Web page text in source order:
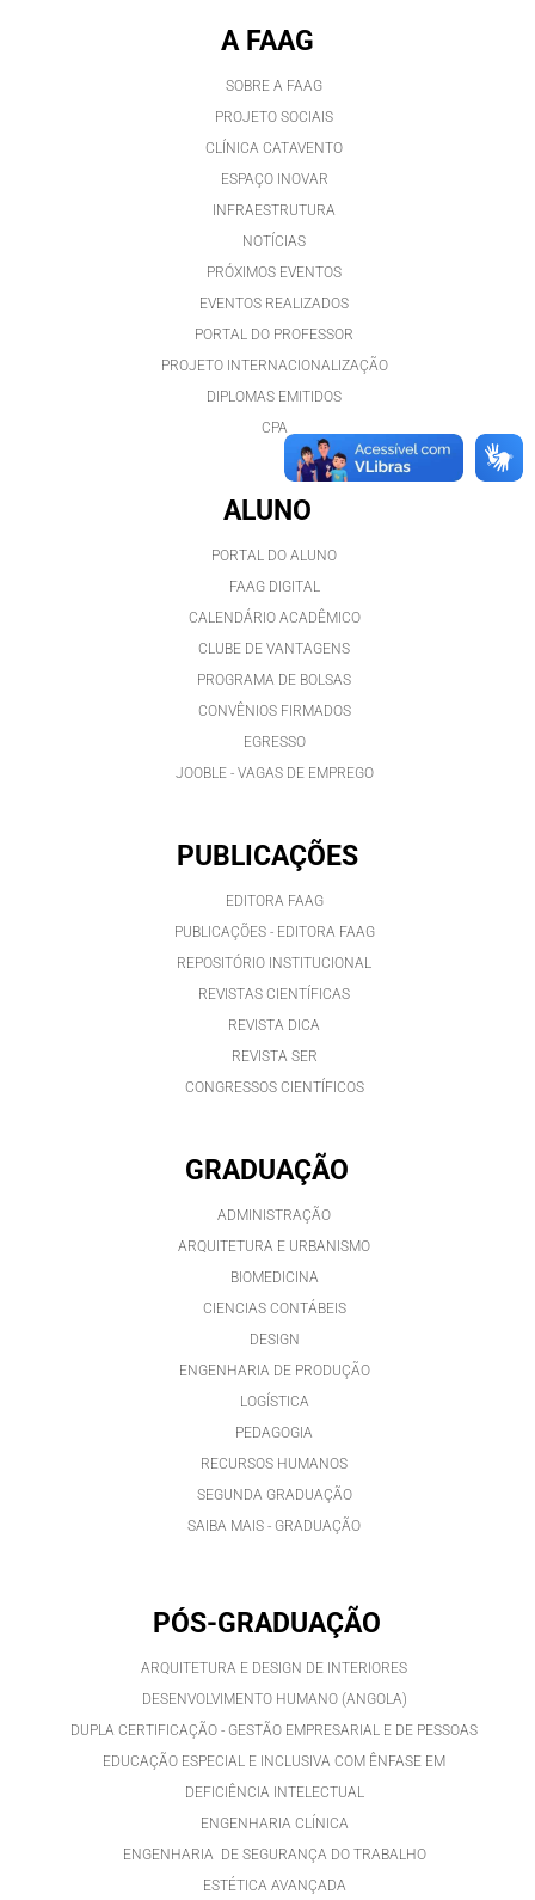
A FAAG
SOBRE A FAAG
PROJETO SOCIAIS
CLÍNICA CATAVENTO
ESPAÇO INOVAR
INFRAESTRUTURA
NOTÍCIAS
PRÓXIMOS EVENTOS
EVENTOS REALIZADOS
PORTAL DO PROFESSOR
PROJETO INTERNACIONALIZAÇÃO
DIPLOMAS EMITIDOS
CPA
ALUNO
PORTAL DO ALUNO
FAAG DIGITAL
CALENDÁRIO ACADÊMICO
CLUBE DE VANTAGENS
PROGRAMA DE BOLSAS
CONVÊNIOS FIRMADOS
EGRESSO
JOOBLE - VAGAS DE EMPREGO
PUBLICAÇÕES
EDITORA FAAG
PUBLICAÇÕES - EDITORA FAAG
REPOSITÓRIO INSTITUCIONAL
REVISTAS CIENTÍFICAS
REVISTA DICA
REVISTA SER
CONGRESSOS CIENTÍFICOS
GRADUAÇÃO
ADMINISTRAÇÃO
ARQUITETURA E URBANISMO
BIOMEDICINA
CIENCIAS CONTÁBEIS
DESIGN
ENGENHARIA DE PRODUÇÃO
LOGÍSTICA
PEDAGOGIA
RECURSOS HUMANOS
SEGUNDA GRADUAÇÃO
SAIBA MAIS - GRADUAÇÃO
PÓS-GRADUAÇÃO
ARQUITETURA E DESIGN DE INTERIORES
DESENVOLVIMENTO HUMANO (ANGOLA)
DUPLA CERTIFICAÇÃO - GESTÃO EMPRESARIAL E DE PESSOAS
EDUCAÇÃO ESPECIAL E INCLUSIVA COM ÊNFASE EM
DEFICIÊNCIA INTELECTUAL
ENGENHARIA CLÍNICA
ENGENHARIA DE SEGURANÇA DO TRABALHO
ESTÉTICA AVANÇADA